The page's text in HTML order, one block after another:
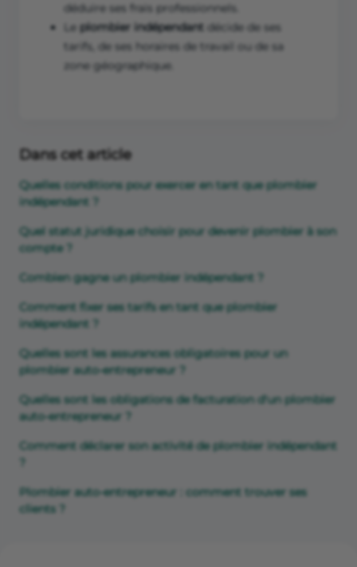
déduire ses frais professionnels.
Le plombier indépendant décide de ses
tarifs, de ses horaires de travail ou de sa
zone géographique.
Dans cet article
Quelles conditions pour exercer en tant que plombier
indépendant ?
Quel statut juridique choisir pour devenir plombier à son
compte ?
Combien gagne un plombier indépendant ?
Comment fixer ses tarifs en tant que plombier
indépendant ?
Quelles sont les assurances obligatoires pour un
plombier auto-entrepreneur ?
Quelles sont les obligations de facturation d'un plombier
auto-entrepreneur ?
Comment déclarer son activité de plombier indépendant
?
Plombier auto-entrepreneur : comment trouver ses
clients ?